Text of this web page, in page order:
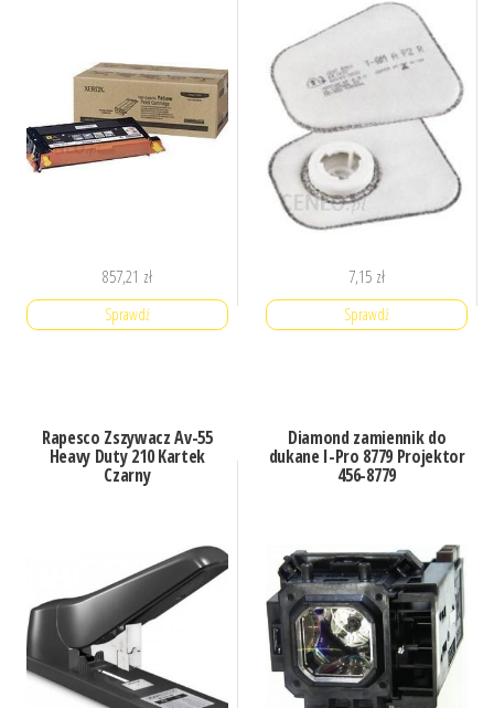
857,21 zł
Sprawdź
7,15 zł
Sprawdź
Rapesco Zszywacz Av-55
Heavy Duty 210 Kartek
Czarny
Diamond zamiennik do
dukane I-Pro 8779 Projektor
456-8779